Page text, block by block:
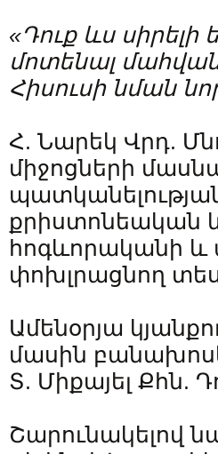
«Դուք ևս սիրելի
մոտենալ
Հիսուսի նման
Հ. Նարեկ Վրդ.
միջոցների
քրիստոնեական
հոգևորականի
փոխլրացնող
Ամենօրյա
մասին
Տ. Միքայել Քհն.
Շարունակելով